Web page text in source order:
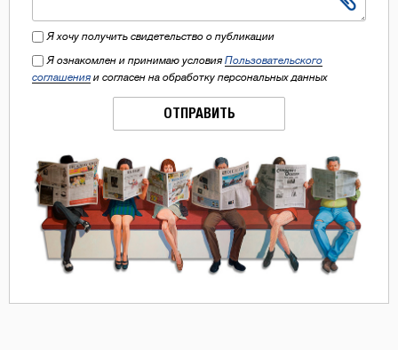
Я хочу получить свидетельство о публикации
Я ознакомлен и принимаю условия Пользовательского
соглашения и согласен на обработку персональных данных
ОТПРАВИТЬ